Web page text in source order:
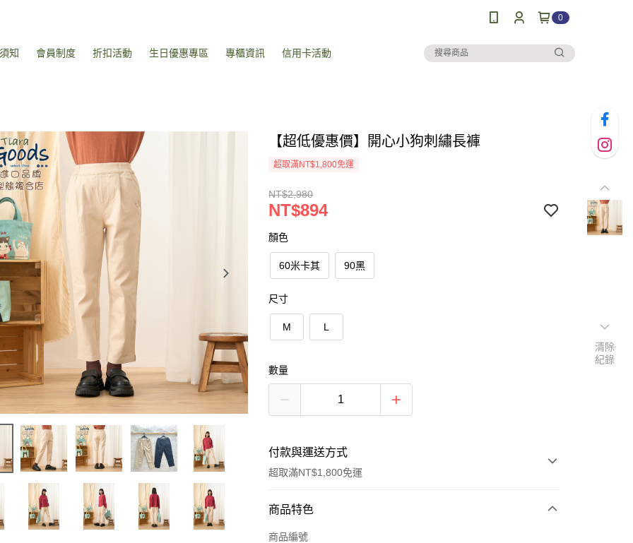
0
知 會員制度 折扣活動 生日優惠專區 專櫃資訊 信用卡活動
【超低優惠價】開心小狗刺繡長褲
超取滿NT$1,800免運
NT$2,980
NT$894
顏色
60米卡其 90黑
尺寸
M L
數量
付款與運送方式
超取滿NT$1,800免運
付款方式
信用卡一次付款
商品特色
商品編號
清除
紀錄